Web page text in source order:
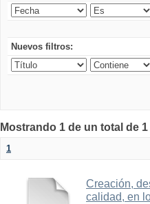
Nuevos filtros:
Mostrando 1 de un total de
1
Creación,
calidad, en